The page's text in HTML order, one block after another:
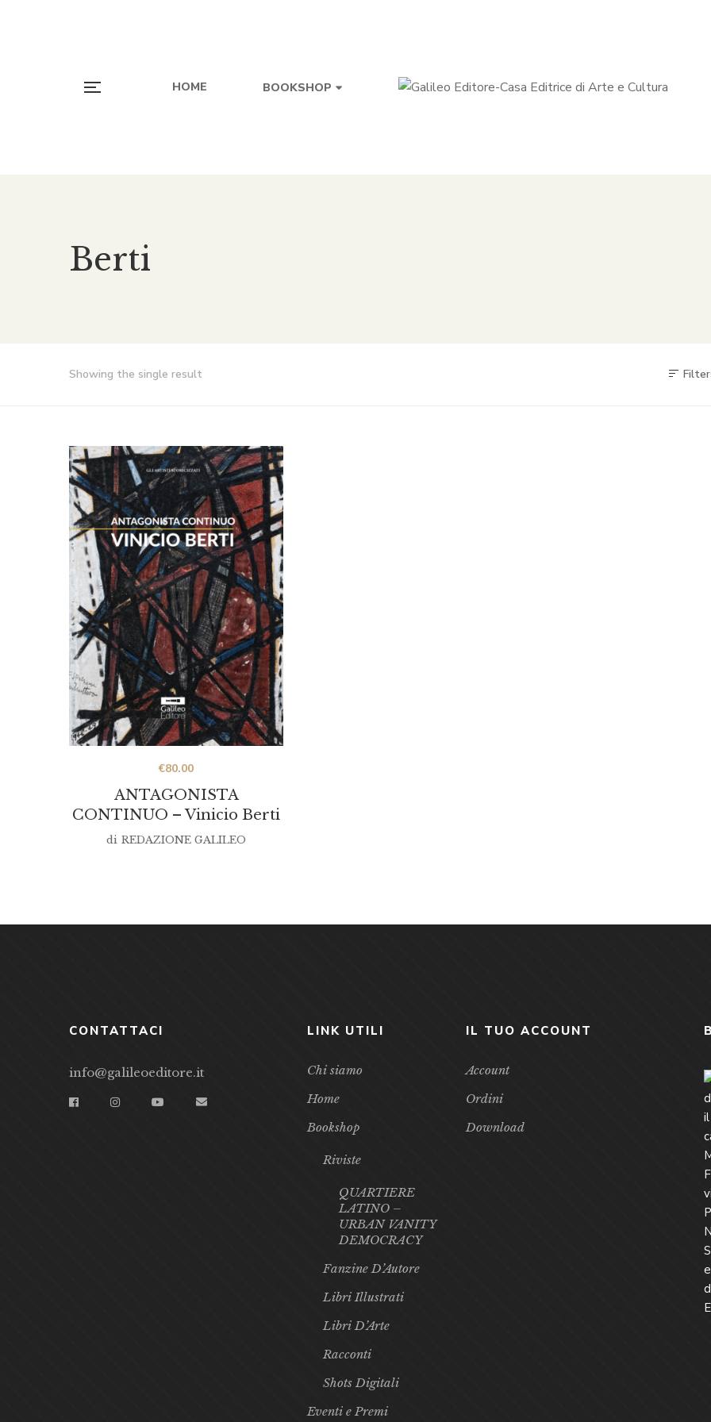
HOME BOOKSHOP
Berti
Showing the single result
ANTAGONISTA
CONTINUO – Vinicio Berti
€80.00
di REDAZIONE GALILEO
CONTATTACI
info@galileoeditore.it
LINK UTILI
Chi siamo
Home
Bookshop
Riviste
QUARTIERE
LATINO –
URBAN VANITY
DEMOCRACY
Fanzine D’Autore
Libri Illustrati
Libri D’Arte
Racconti
Shots Digitali
Eventi e Premi
IL TUO ACCOUNT
Account
Ordini
Download